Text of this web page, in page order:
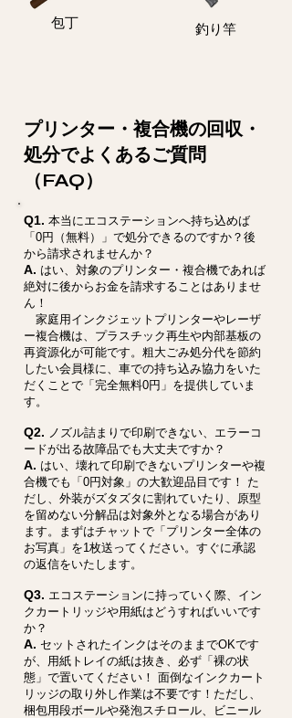
包丁 釣り竿
プリンター・複合機の回収・
処分でよくあるご質問
（FAQ）
Q1. 本当にエコステーションへ持ち込めば
「0円（無料）」で処分できるのですか？後
から請求されませんか？
A. はい、対象のプリンター・複合機であれば
絶対に後からお金を請求することはありませ
ん！
家庭用インクジェットプリンターやレーザ
ー複合機は、プラスチック再生や内部基板の
再資源化が可能です。粗大ごみ処分代を節約
したい会員様に、車での持ち込み協力をいた
だくことで「完全無料0円」を提供していま
す。
Q2. ノズル詰まりで印刷できない、エラーコ
ードが出る故障品でも大丈夫ですか？
A. はい、壊れて印刷できないプリンターや複
合機でも「0円対象」の大歓迎品目です！ た
だし、外装がズタズタに割れていたり、原型
を留めない分解品は対象外となる場合があり
ます。まずはチャットで「プリンター全体の
お写真」を1枚送ってください。すぐに承認
の返信をいたします。
Q3. エコステーションに持っていく際、イン
クカートリッジや用紙はどうすればいいです
か？
A. セットされたインクはそのままでOKです
が、用紙トレイの紙は抜き、必ず「裸の状
態」で置いてください！ 面倒なインクカート
リッジの取り外し作業は不要です！ただし、
梱包用段ボールや発泡スチロール、ビニール